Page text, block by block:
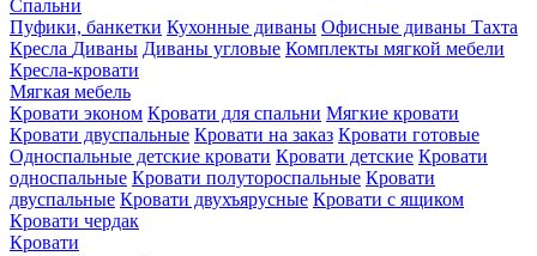
Спальни
Пуфики, банкетки Кухонные диваны Офисные диваны Тахта
Кресла Диваны Диваны угловые Комплекты мягкой мебели
Кресла-кровати
Мягкая мебель
Кровати эконом Кровати для спальни Мягкие кровати
Кровати двуспальные Кровати на заказ Кровати готовые
Односпальные детские кровати Кровати детские Кровати
односпальные Кровати полутороспальные Кровати
двуспальные Кровати двухъярусные Кровати с ящиком
Кровати чердак
Кровати